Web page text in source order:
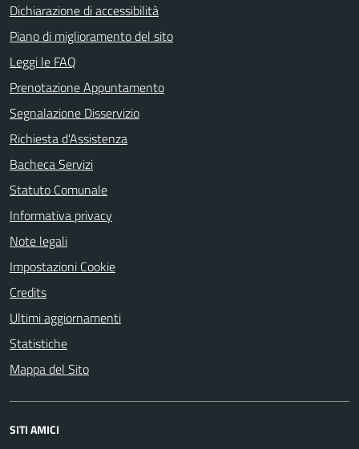
Dichiarazione di accessibilità
Piano di miglioramento del sito
Leggi le FAQ
Prenotazione Appuntamento
Segnalazione Disservizio
Richiesta d'Assistenza
Bacheca Servizi
Statuto Comunale
Informativa privacy
Note legali
Impostazioni Cookie
Credits
Ultimi aggiornamenti
Statistiche
Mappa del Sito
SITI AMICI